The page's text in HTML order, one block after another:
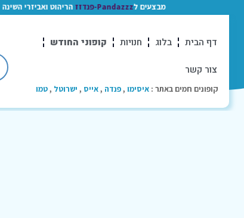
מבצעים לPandazzz-פנדזז הריהוט ואביזרי השינה
דף הבית בלוג חנויות קופוני החודש
צור קשר
קופונים חמים באתר : איסימו ,פנדה ,אייס , ישרוטל ,טמו